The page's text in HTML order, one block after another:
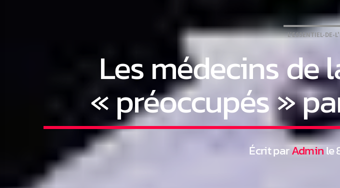
L'ESSENTIEL-DE-
Les médecins de
« préoccupés »
Écrit parAdminle